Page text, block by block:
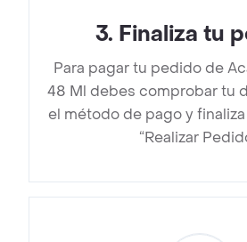
3. Finaliza tu
Para pagar tu pedido de
48 Ml debes comprobar tu
el método de pago y
“Realizar